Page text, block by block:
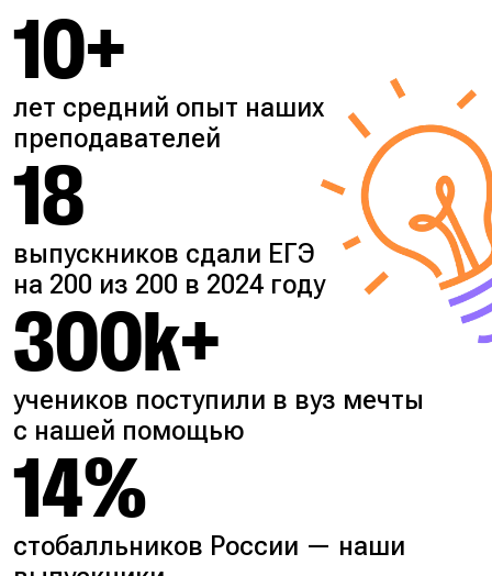
10+
лет средний опыт наших
преподавателей
18
выпускников сдали ЕГЭ
на 200 из 200 в 2024 году
300k+
учеников поступили в вуз мечты
с нашей помощью
14%
стобалльников России — наши